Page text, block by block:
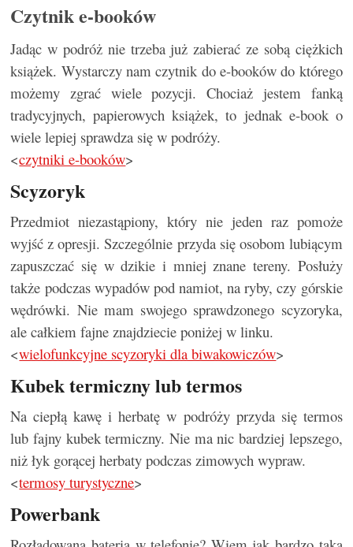
Czytnik e-booków
Jadąc w podróż nie trzeba już zabierać ze sobą ciężkich
książek. Wystarczy nam czytnik do e-booków do którego
możemy zgrać wiele pozycji. Chociaż jestem fanką
tradycyjnych, papierowych książek, to jednak e-book o
wiele lepiej sprawdza się w podróży.
<czytniki e-booków>
Scyzoryk
Przedmiot niezastąpiony, który nie jeden raz pomoże
wyjść z opresji. Szczególnie przyda się osobom lubiącym
zapuszczać się w dzikie i mniej znane tereny. Posłuży
także podczas wypadów pod namiot, na ryby, czy górskie
wędrówki. Nie mam swojego sprawdzonego scyzoryka,
ale całkiem fajne znajdziecie poniżej w linku.
<wielofunkcyjne scyzoryki dla biwakowiczów>
Kubek termiczny lub termos
Na ciepłą kawę i herbatę w podróży przyda się termos
lub fajny kubek termiczny. Nie ma nic bardziej lepszego,
niż łyk gorącej herbaty podczas zimowych wypraw.
<termosy turystyczne>
Powerbank